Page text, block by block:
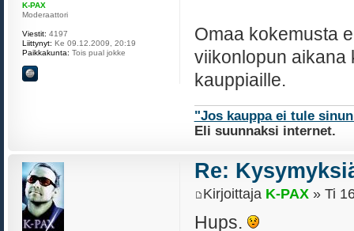
Omaa kokemusta
viikonlopun aikana
kauppiaille.
"Jos kauppa ei tule
Eli suunnaksi internet.
K-PAX
Moderaattori
Viestit: 4197
Liittynyt: Ke 09.12.2009, 20:19
Paikkakunta: Tois pual jokke
Re:
Kirjoittaja K-PAX» Ti
Hups.